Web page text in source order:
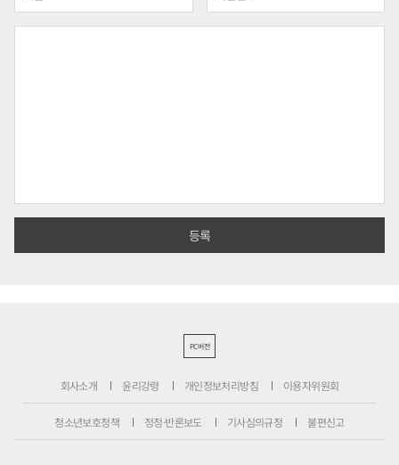
PC버전
회사소개 윤리강령 개인정보처리방침 이용자위원회
청소년보호정책 정정·반론보도 기사심의규정 불편신고